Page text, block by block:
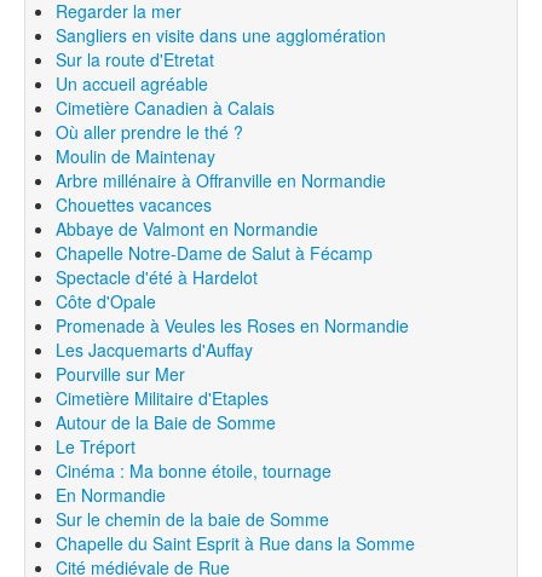
Regarder la mer
Sangliers en visite dans une agglomération
Sur la route d'Etretat
Un accueil agréable
Cimetière Canadien à Calais
Où aller prendre le thé ?
Moulin de Maintenay
Arbre millénaire à Offranville en Normandie
Chouettes vacances
Abbaye de Valmont en Normandie
Chapelle Notre-Dame de Salut à Fécamp
Spectacle d'été à Hardelot
Côte d'Opale
Promenade à Veules les Roses en Normandie
Les Jacquemarts d'Auffay
Pourville sur Mer
Cimetière Militaire d'Etaples
Autour de la Baie de Somme
Le Tréport
Cinéma : Ma bonne étoile, tournage
En Normandie
Sur le chemin de la baie de Somme
Chapelle du Saint Esprit à Rue dans la Somme
Cité médiévale de Rue